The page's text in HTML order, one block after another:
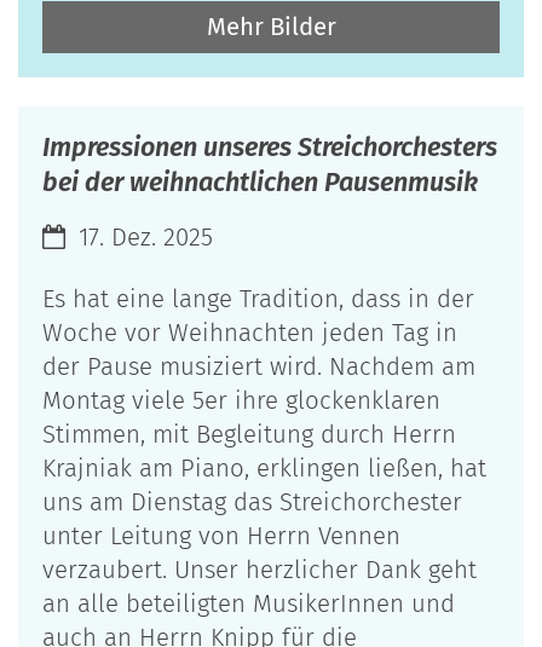
Mehr Bilder
Impressionen unseres Streichorchesters
bei der weihnachtlichen Pausenmusik
Datum:17. Dez. 2025
Es hat eine lange Tradition, dass in der
Woche vor Weihnachten jeden Tag in
der Pause musiziert wird. Nachdem am
Montag viele 5er ihre glockenklaren
Stimmen, mit Begleitung durch Herrn
Krajniak am Piano, erklingen ließen, hat
uns am Dienstag das Streichorchester
unter Leitung von Herrn Vennen
verzaubert. Unser herzlicher Dank geht
an alle beteiligten MusikerInnen und
auch an Herrn Knipp für die